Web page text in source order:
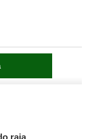
raja